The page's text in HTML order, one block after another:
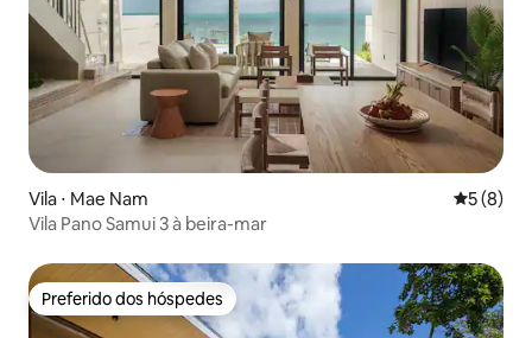
Vila ⋅ Mae Nam 5 de
5 (8)
Vila Pano Samui 3 à beira-mar
Preferido dos hóspedes
Preferido dos hóspedes